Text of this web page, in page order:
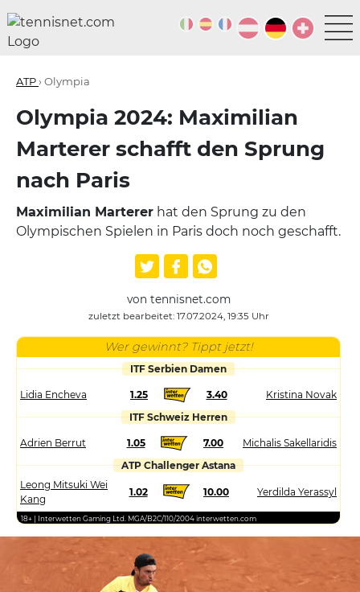
ATP› Olympia
Olympia 2024: Maximilian
Marterer schafft den Sprung
nach Paris
Maximilian Marterer hat den Sprung zu den
Olympischen Spielen in Paris doch noch geschafft.
von tennisnet.com
zuletzt bearbeitet: 17.07.2024, 19:35 Uhr
Wer gewinnt? Tippt jetzt!
ITF Serbien Damen
Lidia Encheva 1.25 3.40
Kristina Novak
ITF Schweiz Herren
Adrien Berrut 1.05 7.00
Michalis Sakellaridis
ATP Challenger Astana
Leong Mitsuki Wei
Kang
1.02 10.00 Yerdilda Yerassyl
18+ | Interwetten Gaming Ltd. MGA/B2C/110/2004 interwetten.com